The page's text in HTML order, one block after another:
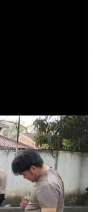
Selatan,
Monitoring